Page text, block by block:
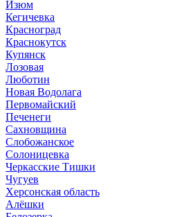
Изюм
Кегичевка
Красноград
Краснокутск
Купянск
Лозовая
Люботин
Новая Водолага
Первомайский
Печенеги
Сахновщина
Слобожанское
Солоницевка
Черкасские Тишки
Чугуев
Херсонская область
Алёшки